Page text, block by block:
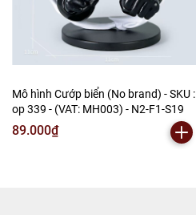
Mô hình Cướp biển (No brand) - SKU :
op 339 - (VAT: MH003) - N2-F1-S19
89.000₫